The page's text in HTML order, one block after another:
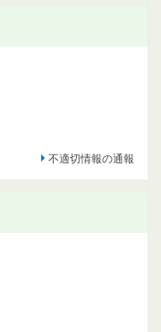
不適切情報の通報